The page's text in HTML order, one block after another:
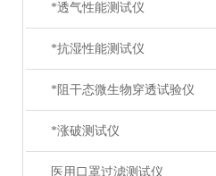
*透气性能测试仪
*抗湿性能测试仪
*阻干态微生物穿透试验仪
*涨破测试仪
医用口罩过滤测试仪